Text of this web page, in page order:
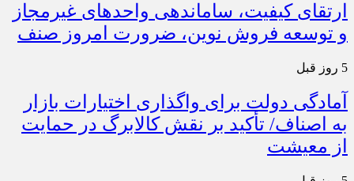
ارتقای کیفیت، ساماندهی واحدهای غیرمجاز
و توسعه فروش نوین، ضرورت امروز صنف
5 روز قبل
آمادگی دولت برای واگذاری اختیارات بازار
به اصناف/ تأکید بر نقش کالابرگ در حمایت
از معیشت